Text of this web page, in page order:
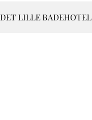
DET LILLE BADEHOTEL